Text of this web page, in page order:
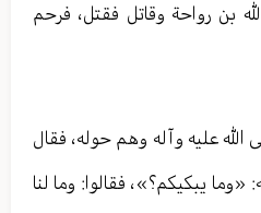
بن رواحة وقاتل فقتل، فرحم
عليه وآله وهم حوله، فقال
«وما يبكيكم؟»، فقالوا: وما لنا